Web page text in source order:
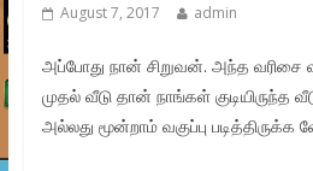
August 7, 2017 admin
அப்போது நான் சிறுவன். அந்த வரிசை
முதல் வீடு தான் நாங்கள் குடியிருந்த
அல்லது மூன்றாம் வகுப்பு படித்திருக்க